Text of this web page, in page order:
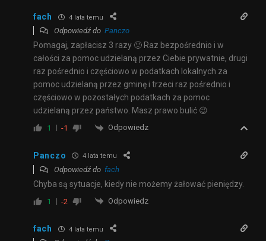
fach 4 lata temu
Odpowiedź do Panczo
Pomagaj, zapłacisz 3 razy 🙂 Raz bezpośrednio i w
całości za pomoc udzielaną przez Ciebie prywatnie, drugi
raz pośrednio i częściowo w podatkach lokalnych za
pomoc udzielaną przez gminę i trzeci raz pośrednio i
częściowo w pozostałych podatkach za pomoc
udzielaną przez państwo. Masz prawo bulić 😉
1 -1 Odpowiedz
Panczo 4 lata temu
Odpowiedź do fach
Chyba są sytuacje, kiedy nie możemy żałować pieniędzy.
1 -2 Odpowiedz
fach 4 lata temu